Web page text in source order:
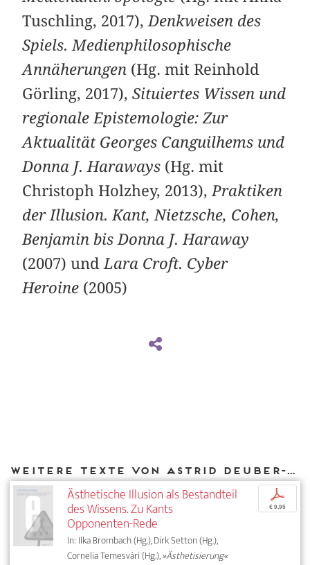
Tuschling, 2017), Denkweisen des
Spiels. Medienphilosophische
Annäherungen (Hg. mit Reinhold
Görling, 2017),Situiertes Wissen und
regionale Epistemologie: Zur
Aktualität Georges Canguilhems und
Donna J. Haraways (Hg. mit
Christoph Holzhey, 2013), Praktiken
der Illusion. Kant, Nietzsche, Cohen,
Benjamin bis Donna J. Haraway
(2007) und Lara Croft. Cyber
Heroine (2005)
Weitere Texte von Astrid Deuber-Mankowsky bei DIAPHANES
Ästhetische Illusion als Bestandteil
des Wissens. Zu Kants
Opponenten-Rede
In: Ilka Brombach (Hg.), Dirk Setton (Hg.),
Cornelia Temesvári (Hg.),»Ästhetisierung«
p
€ 9,95